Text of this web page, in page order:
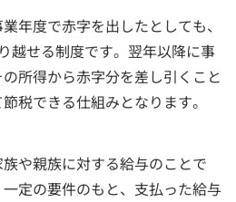
年度で赤字を出したとしても、
越せる制度です。翌年以降に事
所得から赤字分を差し引くこと
税できる仕組みとなります。
や親族に対する給与のことで
定の要件のもと、支払った給与